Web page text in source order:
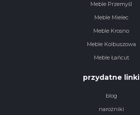
Meble Przemyśl
Meble Mielec
Meble Krosno
Meble Kolbuszowa
Meble Łańcut
przydatne linki
blog
narożniki